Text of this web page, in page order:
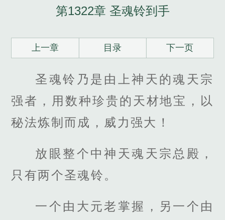
第1322章 圣魂铃到手
上一章 目录 下一页
圣魂铃乃是由上神天的魂天宗
强者，用数种珍贵的天材地宝，以
秘法炼制而成，威力强大！
放眼整个中神天魂天宗总殿，
只有两个圣魂铃。
一个由大元老掌握，另一个由